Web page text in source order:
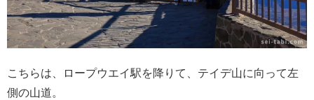
こちらは、ロープウエイ駅を降りて、テイデ山に向って左
側の山道。